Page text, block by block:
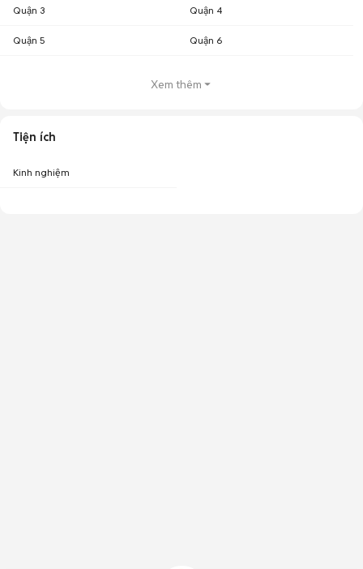
Quận 3 Quận 4
Quận 5 Quận 6
Xem thêm
Tiện ích
Kinh nghiệm